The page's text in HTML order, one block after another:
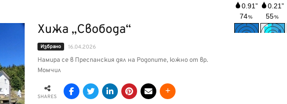
Хижа „Свобода“
Избрано 16.04.2026
Намира се в Преспанския дял на Родопите, южно от вр.
Момчил
SHARES